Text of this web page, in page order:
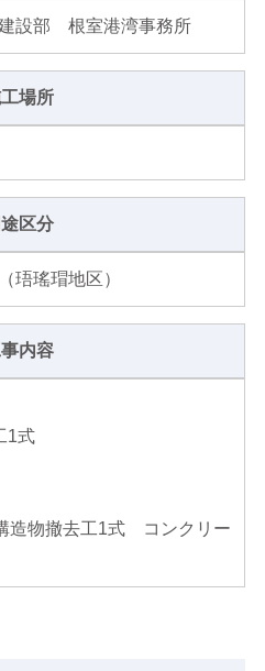
設部 根室港湾事務所
場所
区分
珸瑤瑁地区）
内容
式
物撤去工1式 コンクリー